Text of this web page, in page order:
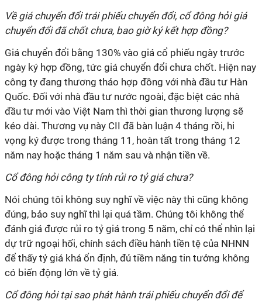
Về giá chuyển đổi trái phiếu chuyển đổi, cổ đông hỏi giá
chuyển đổi đã chốt chưa, bao giờ ký kết hợp đồng?
Giá chuyển đổi bằng 130% vào giá cổ phiếu ngày trước
ngày ký hợp đồng, tức giá chuyển đổi chưa chốt. Hiện nay
công ty đang thương thảo hợp đồng với nhà đầu tư Hàn
Quốc. Đối với nhà đầu tư nước ngoài, đặc biệt các nhà
đầu tư mới vào Việt Nam thì thời gian thương lượng sẽ
kéo dài. Thương vụ này CII đã bàn luận 4 tháng rồi, hi
vọng ký được trong tháng 11, hoàn tất trong tháng 12
năm nay hoặc tháng 1 năm sau và nhận tiền về.
Cổ đông hỏi công ty tính rủi ro tỷ giá chưa?
Nói chúng tôi không suy nghĩ về việc này thì cũng không
đúng, bảo suy nghĩ thì lại quá tầm. Chúng tôi không thể
đánh giá được rủi ro tỷ giá trong 5 năm, chỉ có thể nhìn lại
dự trữ ngoại hối, chính sách điều hành tiền tệ của NHNN
để thấy tỷ giá khá ổn định, đủ tiềm năng tin tưởng không
có biến động lớn về tỷ giá.
Cổ đông hỏi tại sao phát hành trái phiếu chuyển đổi để